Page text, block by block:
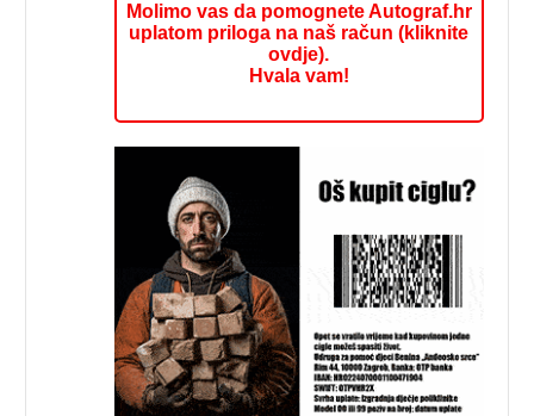
Molimo vas da pomognete Autograf.hr
uplatom priloga na naš račun (kliknite
ovdje).
Hvala vam!